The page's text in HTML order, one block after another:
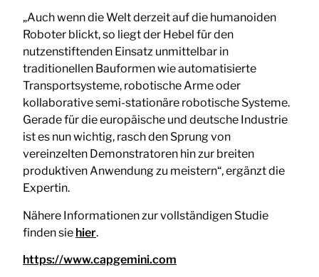
„Auch wenn die Welt derzeit auf die humanoiden
Roboter blickt, so liegt der Hebel für den
nutzenstiftenden Einsatz unmittelbar in
traditionellen Bauformen wie automatisierte
Transportsysteme, robotische Arme oder
kollaborative semi-stationäre robotische Systeme.
Gerade für die europäische und deutsche Industrie
ist es nun wichtig, rasch den Sprung von
vereinzelten Demonstratoren hin zur breiten
produktiven Anwendung zu meistern“, ergänzt die
Expertin.
Nähere Informationen zur vollständigen Studie
finden sie hier.
https://www.capgemini.com